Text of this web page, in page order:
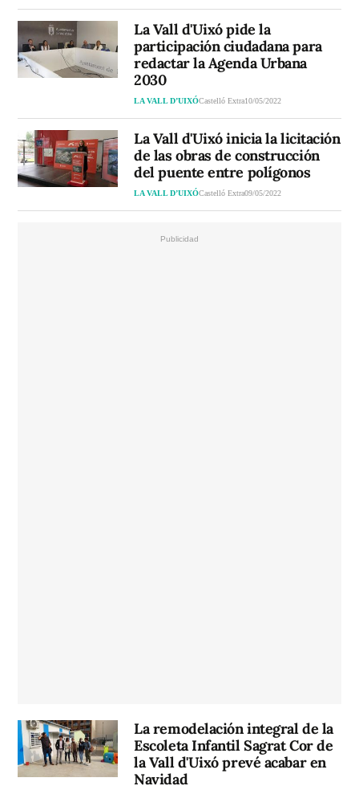
La Vall d'Uixó pide la
participación ciudadana para
redactar la Agenda Urbana
2030
LA VALL D’UIXÓCastelló Extra10/05/2022
La Vall d'Uixó inicia la licitación
de las obras de construcción
del puente entre polígonos
LA VALL D’UIXÓCastelló Extra09/05/2022
La remodelación integral de la
Escoleta Infantil Sagrat Cor de
la Vall d'Uixó prevé acabar en
Navidad